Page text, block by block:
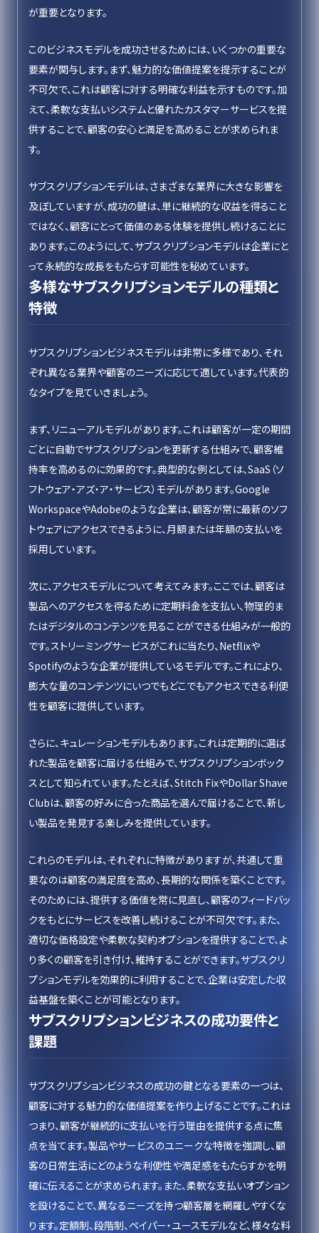
が重要となります。
このビジネスモデルを成功させるためには、いくつかの重要な
要素が関与します。まず、魅力的な価値提案を提示することが
不可欠で、これは顧客に対する明確な利益を示すものです。加
えて、柔軟な支払いシステムと優れたカスタマーサービスを提
供することで、顧客の安心と満足を高めることが求められま
す。
サブスクリプションモデルは、さまざまな業界に大きな影響を
及ぼしていますが、成功の鍵は、単に継続的な収益を得ること
ではなく、顧客にとって価値のある体験を提供し続けることに
あります。このようにして、サブスクリプションモデルは企業にと
って永続的な成長をもたらす可能性を秘めています。
多様なサブスクリプションモデルの種類と
特徴
サブスクリプションビジネスモデルは非常に多様であり、それ
ぞれ異なる業界や顧客のニーズに応じて適しています。代表的
なタイプを見ていきましょう。
まず、リニューアルモデルがあります。これは顧客が一定の期間
ごとに自動でサブスクリプションを更新する仕組みで、顧客維
持率を高めるのに効果的です。典型的な例としては、SaaS（ソ
フトウェア・アズ・ア・サービス）モデルがあります。Google
WorkspaceやAdobeのような企業は、顧客が常に最新のソフ
トウェアにアクセスできるように、月額または年額の支払いを
採用しています。
次に、アクセスモデルについて考えてみます。ここでは、顧客は
製品へのアクセスを得るために定期料金を支払い、物理的ま
たはデジタルのコンテンツを見ることができる仕組みが一般的
です。ストリーミングサービスがこれに当たり、Netflixや
Spotifyのような企業が提供しているモデルです。これにより、
膨大な量のコンテンツにいつでもどこでもアクセスできる利便
性を顧客に提供しています。
さらに、キュレーションモデルもあります。これは定期的に選ば
れた製品を顧客に届ける仕組みで、サブスクリプションボック
スとして知られています。たとえば、Stitch FixやDollar Shave
Clubは、顧客の好みに合った商品を選んで届けることで、新し
い製品を発見する楽しみを提供しています。
これらのモデルは、それぞれに特徴がありますが、共通して重
要なのは顧客の満足度を高め、長期的な関係を築くことです。
そのためには、提供する価値を常に見直し、顧客のフィードバッ
クをもとにサービスを改善し続けることが不可欠です。また、
適切な価格設定や柔軟な契約オプションを提供することで、よ
り多くの顧客を引き付け、維持することができます。サブスクリ
プションモデルを効果的に利用することで、企業は安定した収
益基盤を築くことが可能となります。
サブスクリプションビジネスの成功要件と
課題
サブスクリプションビジネスの成功の鍵となる要素の一つは、
顧客に対する魅力的な価値提案を作り上げることです。これは
つまり、顧客が継続的に支払いを行う理由を提供する点に焦
点を当てます。製品やサービスのユニークな特徴を強調し、顧
客の日常生活にどのような利便性や満足感をもたらすかを明
確に伝えることが求められます。また、柔軟な支払いオプション
を設けることで、異なるニーズを持つ顧客層を網羅しやすくな
ります。定額制、段階制、ペイパー・ユースモデルなど、様々な料